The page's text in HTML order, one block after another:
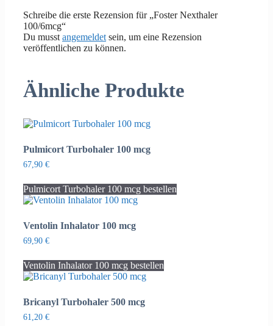
Schreibe die erste Rezension für „Foster Nexthaler
100/6mcg“
Du musst angemeldet sein, um eine Rezension
veröffentlichen zu können.
Ähnliche Produkte
Pulmicort Turbohaler 100 mcg
67,90 €
Pulmicort Turbohaler 100 mcg bestellen
Ventolin Inhalator 100 mcg
69,90 €
Ventolin Inhalator 100 mcg bestellen
Bricanyl Turbohaler 500 mcg
61,20 €